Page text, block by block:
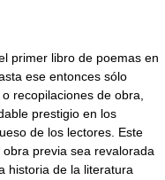
primer libro de poemas en
ese entonces sólo
recopilaciones de obra,
prestigio en los
de los lectores. Este
previa sea revalorada
historia de la literatura